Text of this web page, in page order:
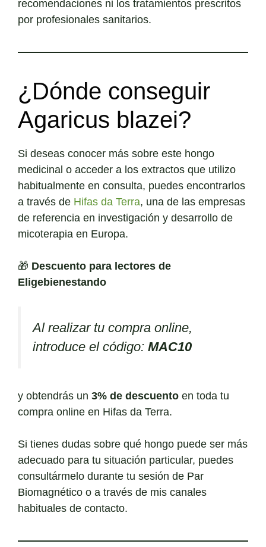
recomendaciones ni los tratamientos prescritos
por profesionales sanitarios.
¿Dónde conseguir
Agaricus blazei?
Si deseas conocer más sobre este hongo
medicinal o acceder a los extractos que utilizo
habitualmente en consulta, puedes encontrarlos
a través de Hifas da Terra, una de las empresas
de referencia en investigación y desarrollo de
micoterapia en Europa.
🎁 Descuento para lectores de
Eligebienestando
Al realizar tu compra online,
introduce el código: MAC10
y obtendrás un 3% de descuento en toda tu
compra online en Hifas da Terra.
Si tienes dudas sobre qué hongo puede ser más
adecuado para tu situación particular, puedes
consultármelo durante tu sesión de Par
Biomagnético o a través de mis canales
habituales de contacto.